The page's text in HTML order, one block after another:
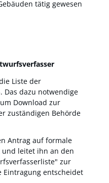
tätig gewesen
Liste der
Das dazu notwendige
Download zur
zuständigen Behörde
Antrag auf formale
und leitet ihn an den
zur
Eintragung entscheidet